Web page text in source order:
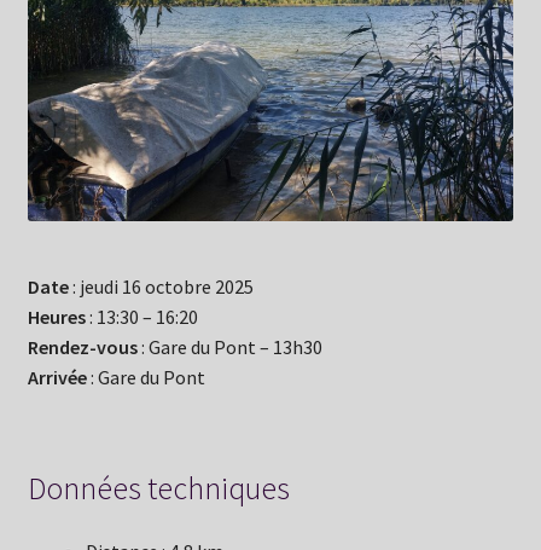
Date: jeudi 16 octobre 2025
Heures: 13:30 – 16:20
Rendez-vous: Gare du Pont – 13h30
Arrivée: Gare du Pont
Données techniques